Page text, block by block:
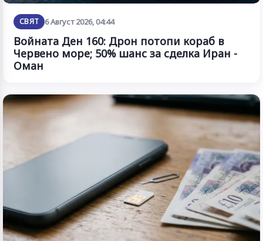
СВЯТ 6 Август 2026, 04:44
Войната Ден 160: Дрон потопи кораб в
Червено море; 50% шанс за сделка Иран -
Оман